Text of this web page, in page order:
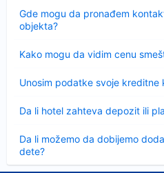
Gde mogu da pronađem
objekta?
Kako mogu da vidim cenu
Unosim podatke svoje kreditne
Da li hotel zahteva depozit ili
Da li možemo da dobijemo
dete?